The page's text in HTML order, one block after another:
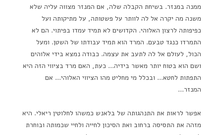
ממנה במנזר. בשיחת הקבלה שלה, אם המנזר מצווה עליה שלא
משנה מה יקרה אל לה לוותר על פשטותה, על מתיקותה ועל
כפיפותה לרצון האלוהי. הקדושים לא תמיד עמדו בפיתוי. הם לא
התמרדו כנגד טבעם. המרד הוא תמיד עבודתו של השטן. ומעל
הכול, לעולם אל לה לתעב את עצמה. כבודה נמצא בידי אלוהים
ושם הוא בטוח יותר מאשר בידיה... כעת, האם מרד בציווי הזה היא
התפתות לחטא... ובכלל מי מחליט מהו הציווי האלוהי... אם
המנזר...
אפשר לראות את התנהגותה של בלאנש כמשהו לחלוטין ריאלי. היא
מזהה את התסיסה ברחוב ואת הסיכון לחייה ולחיי שכמותה ובוחרת